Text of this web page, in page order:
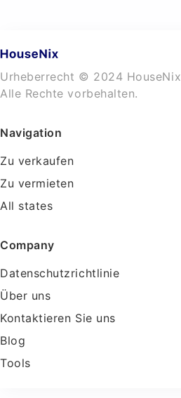
Urheberrecht © 2024 HouseNix
Alle Rechte vorbehalten.
Navigation
Zu verkaufen
Zu vermieten
All states
Company
Datenschutzrichtlinie
Über uns
Kontaktieren Sie uns
Blog
Tools